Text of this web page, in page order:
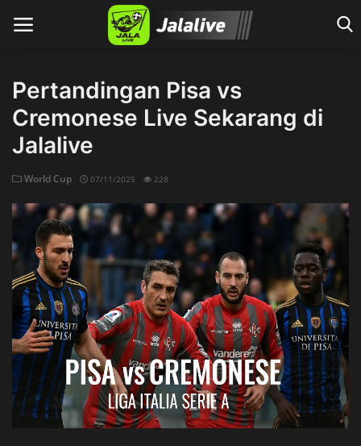
Home
Pertandingan Pisa vs
Cremonese Live Sekarang di
Jalalive
World Cup 07/11/2025 228